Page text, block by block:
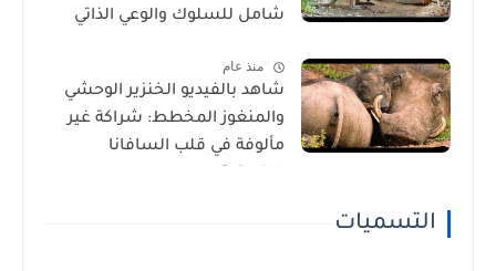
شامل للسلوك والوعي الذاتي
منذ عام
شاهد بالفيديو الخنزير الوحشي
والمنغوز المخطط: شراكة غير
مألوفة في قلب السافانا
التسميات